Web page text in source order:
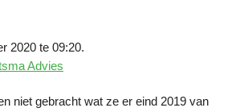
2020 te 09:20.
Advies
niet gebracht wat ze er eind 2019 van